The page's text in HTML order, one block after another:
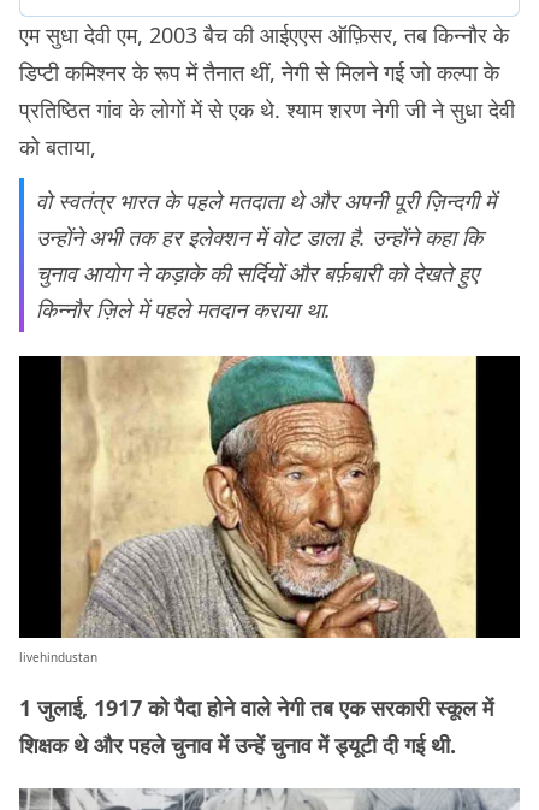
एम सुधा देवी एम, 2003 बैच की आईएएस ऑफ़िसर, तब किन्नौर के
डिप्टी कमिश्नर के रूप में तैनात थीं, नेगी से मिलने गई जो कल्पा के
प्रतिष्ठित गांव के लोगों में से एक थे. श्याम शरण नेगी जी ने सुधा देवी
को बताया,
वो स्वतंत्र भारत के पहले मतदाता थे और अपनी पूरी ज़िन्दगी में
उन्होंने अभी तक हर इलेक्शन में वोट डाला है. उन्होंने कहा कि
चुनाव आयोग ने कड़ाके की सर्दियों और बर्फ़बारी को देखते हुए
किन्नौर ज़िले में पहले मतदान कराया था.
livehindustan
1 जुलाई, 1917 को पैदा होने वाले नेगी तब एक सरकारी स्कूल में
शिक्षक थे और पहले चुनाव में उन्हें चुनाव में ड्यूटी दी गई थी.